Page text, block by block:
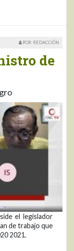
POR: REDACCIÓN
de
el legislador
de trabajo que
2021.